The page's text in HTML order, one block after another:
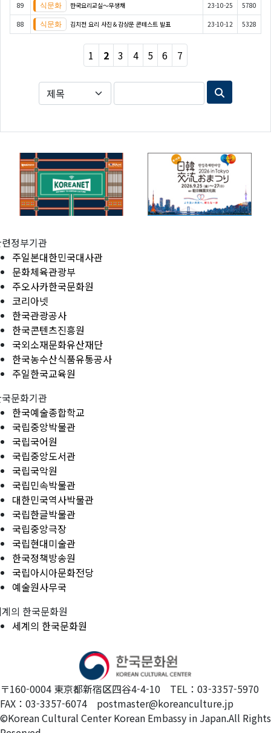
89 한국요리교실〜무생채 23-10-25 5780
88 김치전 요리 사진＆감상문 콘테스트 발표 23-10-12 5328
1 2 3 4 5 6 7
정부기관
주일본대한민국대사관
문화체육관광부
주오사카한국문화원
코리아넷
한국관광공사
한국콘텐츠진흥원
국외소재문화유산재단
한국농수산식품유통공사
주일한국교육원
문화기관
한국예술종합학교
국립중앙박물관
국립국어원
국립중앙도서관
국립국악원
국립민속박물관
대한민국역사박물관
국립한글박물관
국립중앙극장
국립현대미술관
한국정책방송원
국립아시아문화전당
예술원사무국
의 한국문화원
세계의 한국문화원
〒160-0004 東京都新宿区四谷4-4-10 TEL：03-3357-5970
FAX：03-3357-6074 postmaster@koreanculture.jp
©Korean Cultural Center Korean Embassy in Japan.All Rights